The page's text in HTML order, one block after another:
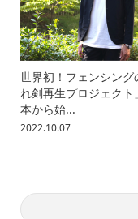
世界初！フェンシング
れ剣再生プロジェクト
本から始...
2022.10.07